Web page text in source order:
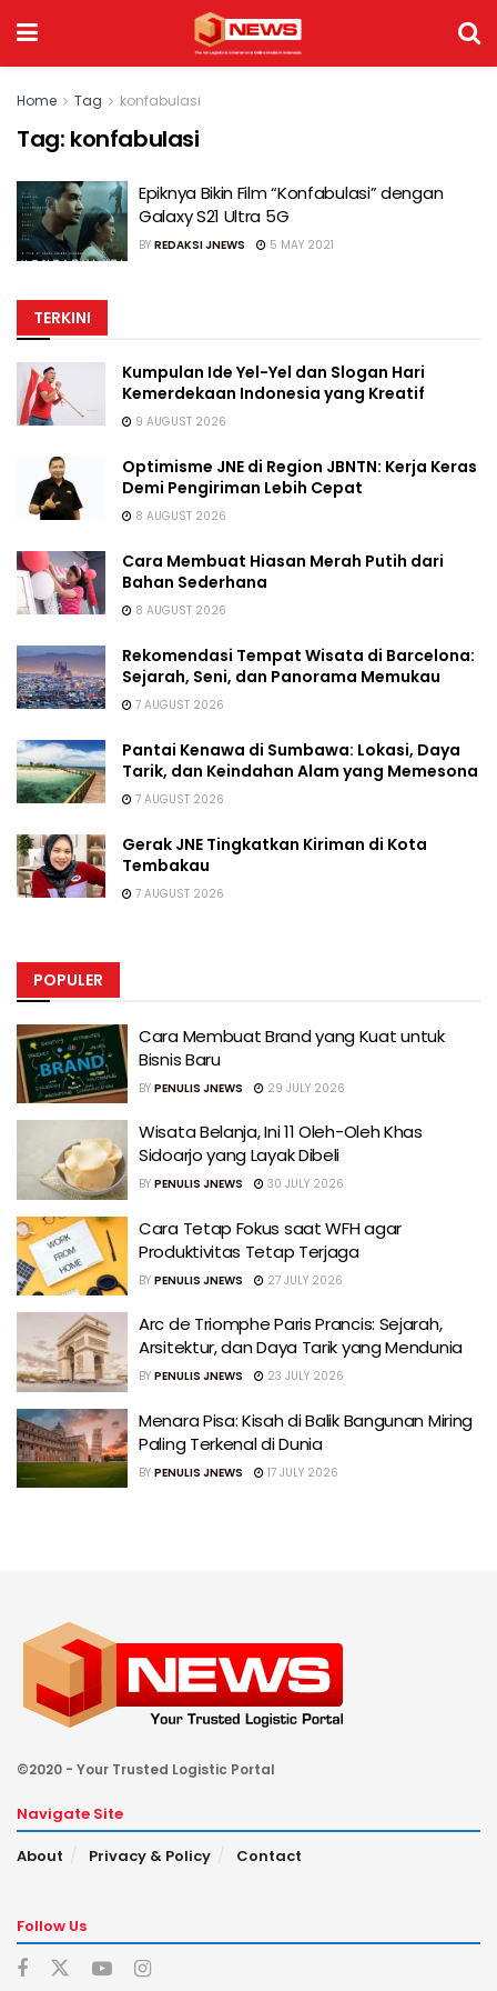
Home Tag konfabulasi
Tag: konfabulasi
Epiknya Bikin Film “Konfabulasi” dengan
Galaxy S21 Ultra 5G
BY REDAKSI JNEWS 5 MAY 2021
TERKINI
Kumpulan Ide Yel-Yel dan Slogan Hari
Kemerdekaan Indonesia yang Kreatif
9 AUGUST 2026
Optimisme JNE di Region JBNTN: Kerja Keras
Demi Pengiriman Lebih Cepat
8 AUGUST 2026
Cara Membuat Hiasan Merah Putih dari
Bahan Sederhana
8 AUGUST 2026
Rekomendasi Tempat Wisata di Barcelona:
Sejarah, Seni, dan Panorama Memukau
7 AUGUST 2026
Pantai Kenawa di Sumbawa: Lokasi, Daya
Tarik, dan Keindahan Alam yang Memesona
7 AUGUST 2026
Gerak JNE Tingkatkan Kiriman di Kota
Tembakau
7 AUGUST 2026
POPULER
Cara Membuat Brand yang Kuat untuk
Bisnis Baru
BY PENULIS JNEWS 29 JULY 2026
Wisata Belanja, Ini 11 Oleh-Oleh Khas
Sidoarjo yang Layak Dibeli
BY PENULIS JNEWS 30 JULY 2026
Cara Tetap Fokus saat WFH agar
Produktivitas Tetap Terjaga
BY PENULIS JNEWS 27 JULY 2026
Arc de Triomphe Paris Prancis: Sejarah,
Arsitektur, dan Daya Tarik yang Mendunia
BY PENULIS JNEWS 23 JULY 2026
Menara Pisa: Kisah di Balik Bangunan Miring
Paling Terkenal di Dunia
BY PENULIS JNEWS 17 JULY 2026
©2020 - Your Trusted Logistic Portal
Navigate Site
About
Privacy & Policy Contact
Follow Us